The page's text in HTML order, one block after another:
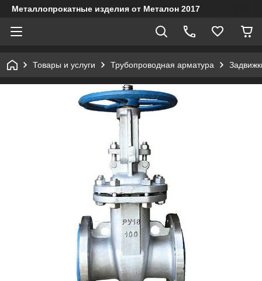
Металлопрокатные изделия от Металон 2017
Товары и услуги Трубопроводная арматура